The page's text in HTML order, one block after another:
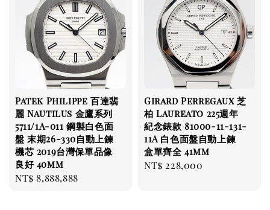
Patek Philippe 百達翡
麗 Nautilus 金鷹系列
5711/1A-011 鋼製白色面
盤 末期26-330自動上鍊
機芯 2019台灣保單品像
良好 40mm
Regular
NT$ 8,888,888
Girard Perregaux 芝
柏 Laureato 225週年
紀念錶款 81000-11-131-
11A 白色面盤自動上鍊
盒單齊全 41mm
Regular
NT$ 228,000